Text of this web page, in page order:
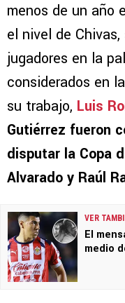
menos de un año
el nivel de
jugadores en la
considerados en
su trabajo, Luis
Gutiérrez fueron
disputar la Copa
Alvarado y Raúl
VER
El
medio